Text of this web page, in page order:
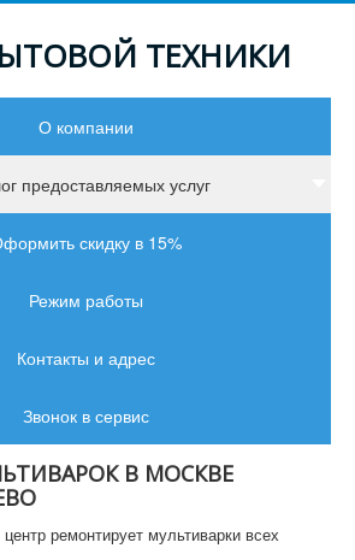
ТЕХНИКИ
О компании
предоставляемых услуг
скидку в 15%
Режим работы
Контакты и адрес
Звонок в сервис
В МОСКВЕ
ремонтирует мультиварки всех